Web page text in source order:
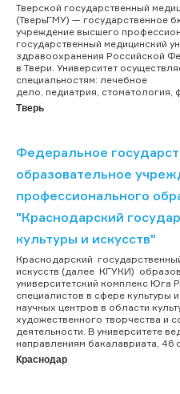
Тверской государственный
(ТверьГМУ) — государственное
учреждение высшего
государственный медицинский
здравоохранения Российской
в Твери. Университет
специальностям: лечебное
дело, педиатрия, стоматология,
Тверь
Федеральное
образовательное
профессионального
"Краснодарский
культуры и искусств"
Краснодарский
искусств (далее КГУКИ)
университетский комплекс Юга
специалистов в сфере культуры
научных центров в области
художественного творчества и
деятельности. В университете
направлениям бакалавриата, 46
Краснодар